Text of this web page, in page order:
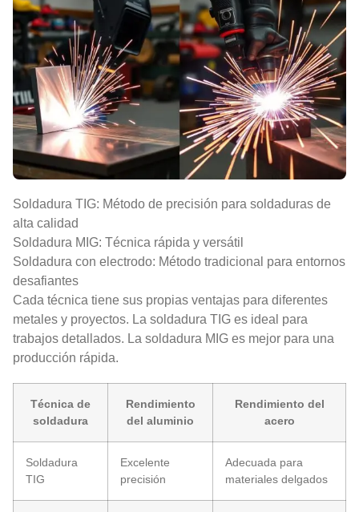
Soldadura TIG: Método de precisión para soldaduras de
alta calidad
Soldadura MIG: Técnica rápida y versátil
Soldadura con electrodo: Método tradicional para entornos
desafiantes
Cada técnica tiene sus propias ventajas para diferentes
metales y proyectos. La soldadura TIG es ideal para
trabajos detallados. La soldadura MIG es mejor para una
producción rápida.
Técnica de
soldadura
Rendimiento
del aluminio
Rendimiento del
acero
Soldadura
TIG
Excelente
precisión
Adecuada para
materiales delgados